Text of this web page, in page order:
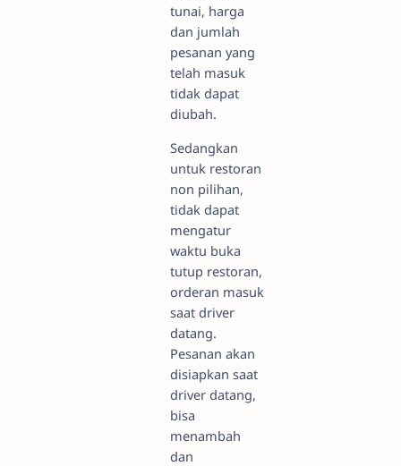
tunai, harga
dan jumlah
pesanan yang
telah masuk
tidak dapat
diubah.
Sedangkan
untuk restoran
non pilihan,
tidak dapat
mengatur
waktu buka
tutup restoran,
orderan masuk
saat driver
datang.
Pesanan akan
disiapkan saat
driver datang,
bisa
menambah
dan